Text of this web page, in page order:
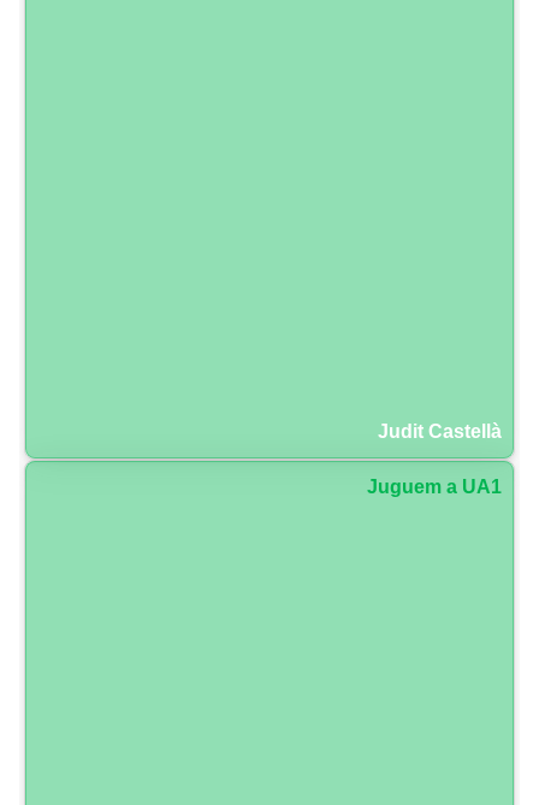
Judit Castellà
Juguem a UA1